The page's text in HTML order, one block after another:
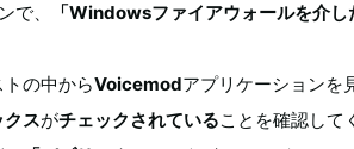
で、
「Windowsファイアウォールを介し
の中からVoicemodアプリケーションを
スがチェックされていることを確認して